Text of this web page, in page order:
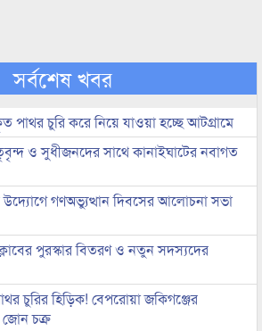
সর্বশেষ খবর
চুরি করে নিয়ে যাওয়া হচ্ছে আটগ্রামে
ও সুধীজনদের সাথে কানাইঘাটের নবাগত
উদ্যোগে গণঅভ্যুত্থান দিবসের আলোচনা সভা
পুরস্কার বিতরণ ও নতুন সদস্যদের
চুরির হিড়িক! বেপরোয়া জকিগঞ্জের
জোন চক্র